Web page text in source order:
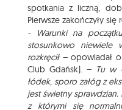
spotkania z liczną,
Pierwsze zakończyły się
- Warunki na
stosunkowo niewiele
rozkręcił– opowiadał o
Club Gdańsk). – Tu w
łódek, sporo załóg z
jest świetny sprawdzian.
z którymi się